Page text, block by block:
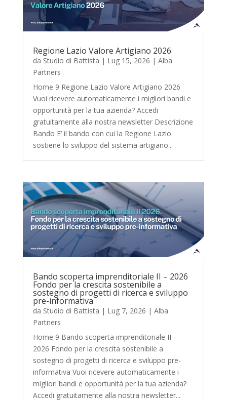
Regione Lazio Valore Artigiano 2026
da Studio di Battista | Lug 15, 2026 | Alba
Partners
Home 9 Regione Lazio Valore Artigiano 2026
Vuoi ricevere automaticamente i migliori bandi e
opportunità per la tua azienda? Accedi
gratuitamente alla nostra newsletter Descrizione
Bando E’ il bando con cui la Regione Lazio
sostiene lo sviluppo del sistema artigiano...
Bando scoperta imprenditoriale II – 2026
Fondo per la crescita sostenibile a
sostegno di progetti di ricerca e sviluppo
pre-informativa
da Studio di Battista | Lug 7, 2026 | Alba
Partners
Home 9 Bando scoperta imprenditoriale II –
2026 Fondo per la crescita sostenibile a
sostegno di progetti di ricerca e sviluppo pre-
informativa Vuoi ricevere automaticamente i
migliori bandi e opportunità per la tua azienda?
Accedi gratuitamente alla nostra newsletter...